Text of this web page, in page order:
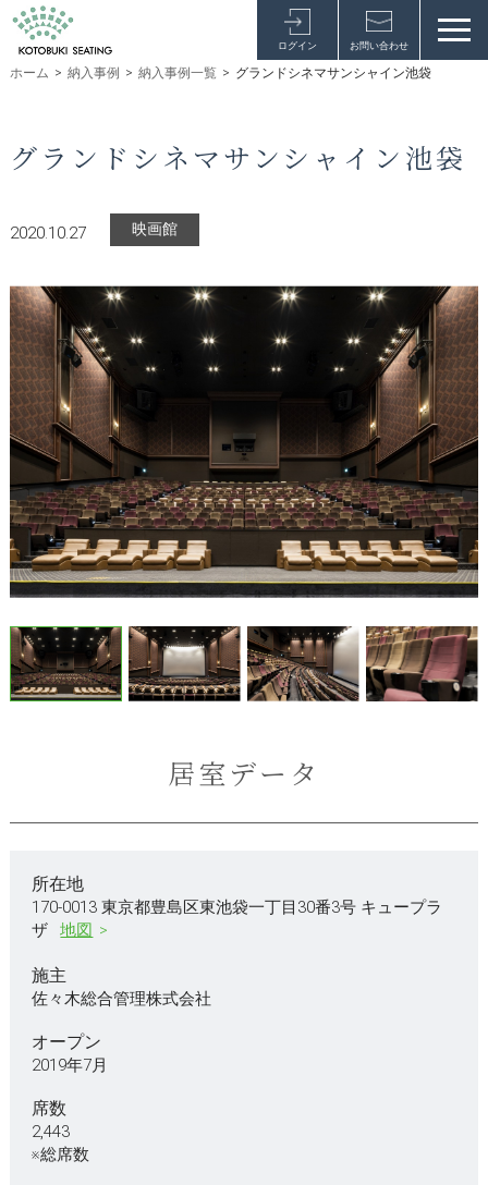
ログイン お問い合わせ
ホーム > 納入事例 > 納入事例一覧 > グランドシネマサンシャイン池袋
グランドシネマサンシャイン池袋
2020.10.27 映画館
居室データ
所在地
170-0013 東京都豊島区東池袋一丁目30番3号 キュープラ
ザ
地図
施主
佐々木総合管理株式会社
オープン
2019年7月
席数
2,443
※総席数